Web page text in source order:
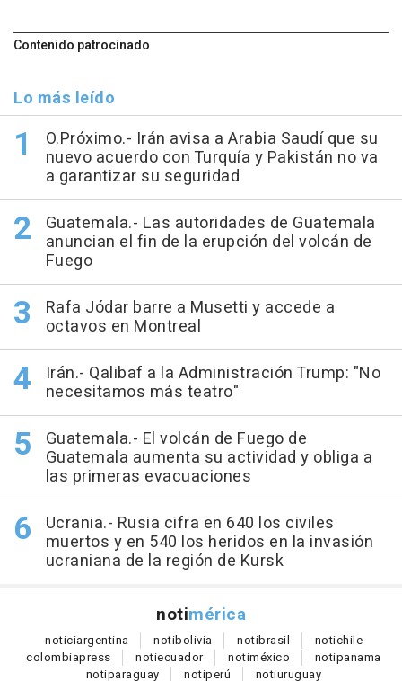
Contenido patrocinado
Lo más leído
O.Próximo.- Irán avisa a Arabia Saudí que su
nuevo acuerdo con Turquía y Pakistán no va
a garantizar su seguridad
Guatemala.- Las autoridades de Guatemala
anuncian el fin de la erupción del volcán de
Fuego
Rafa Jódar barre a Musetti y accede a
octavos en Montreal
Irán.- Qalibaf a la Administración Trump: "No
necesitamos más teatro"
Guatemala.- El volcán de Fuego de
Guatemala aumenta su actividad y obliga a
las primeras evacuaciones
Ucrania.- Rusia cifra en 640 los civiles
muertos y en 540 los heridos en la invasión
ucraniana de la región de Kursk
notimérica
noticiargentina notibolivia notibrasil notichile
colombiapress notiecuador notiméxico notipanama
notiparaguay notiperú notiuruguay